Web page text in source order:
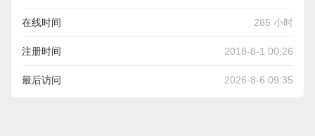
在线时间 285 小时
注册时间 2018-8-1 00:26
最后访问 2026-8-6 09:35